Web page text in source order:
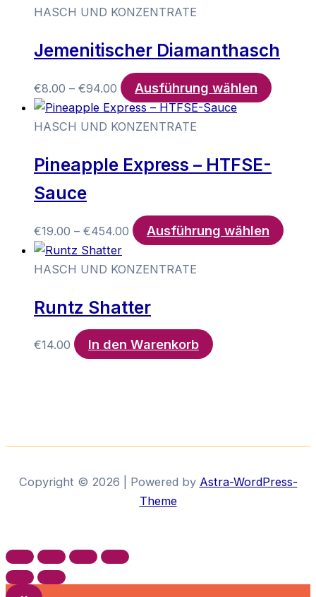
bis
Die
werden
HASCH UND KONZENTRATE
Jemenitischer Diamanthasch
€8.00 – €94.00 Preisspanne:
€8.00
bis
Ausführung wählen
Dieses
können
HASCH UND KONZENTRATE
Pineapple Express – HTFSE-
Sauce
€19.00 – €454.00 Preisspanne:
€19.00
bis
Ausführung wählen
HASCH UND KONZENTRATE
Runtz Shatter
€14.00 In den Warenkorb
Copyright © 2026 | Powered by Astra-WordPress-
Theme